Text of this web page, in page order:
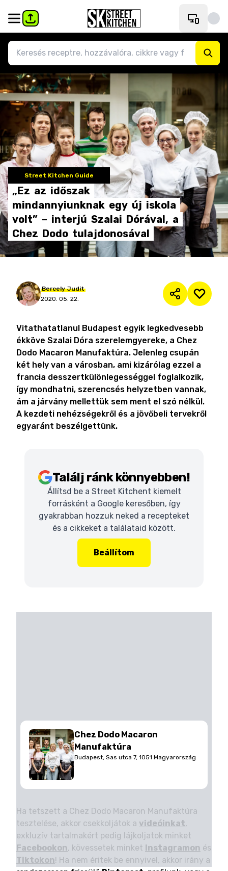
Street Kitchen Guide
„Ez az időszak
mindannyiunknak egy új iskola
volt” – interjú Szalai Dórával, a
Chez Dodo tulajdonosával
Bercely Judit
2020. 05. 22.
Vitathatatlanul Budapest egyik legkedvesebb
ékköve Szalai Dóra szerelemgyereke, a Chez
Dodo Macaron Manufaktúra. Jelenleg csupán
két hely van a városban, ami kizárólag ezzel a
francia desszertkülönlegességgel foglalkozik,
így mondhatni, szerencsés helyzetben vannak,
ám a járvány mellettük sem ment el szó nélkül.
A kezdeti nehézségekről és a jövőbeli tervekről
egyaránt beszélgettünk.
Találj ránk könnyebben!
Állítsd be a Street Kitchent kiemelt
forrásként a Google keresőben, így
gyakrabban hozzuk neked a recepteket
és a cikkeket a találataid között.
Beállítom
Chez Dodo Macaron
Manufaktúra
Budapest, Sas utca 7, 1051 Magyarország
Ha tetszett a Chez Dodo Macaron Manufaktúra
tesztelése, akkor csekkoljátok a videóinkat,
exkluzív tartalmakért pedig lájkoljatok minket
Facebookon, kövessetek minket Instagramon és
Tiktokon! Ha nem éritek be ennyivel, akkor irány a